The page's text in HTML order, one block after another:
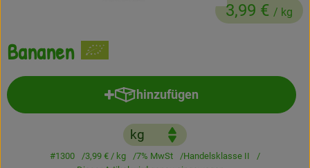
Gratis Ökokiste im Wert von 25 Euro
Veranstaltungen
Bananen
3,99 € / kg
hinzufügen
Produkt zum Warenkorb
#1300 3,99 € / kg 7% MwSt
Handelsklasse II